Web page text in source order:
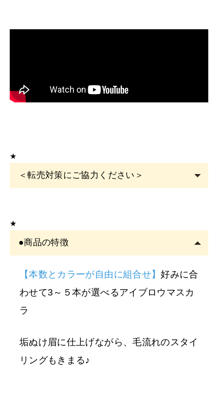
★
＜転売対策にご協力ください＞
クの運営者または従事者のみ購入可能です。
アカウント登録は
をご記入くださ
い。
ンセル
※開業予定の
★
●商品の特徴
【本数とカラーが自由に組合せ】好みに合
わせて3～５本が選べるアイブロウマスカ
ラ
垢ぬけ眉に仕上げながら、毛流れのスタイ
リングもきまる♪